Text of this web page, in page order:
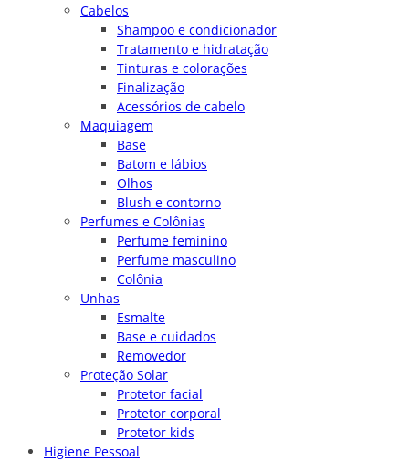
Cabelos
Shampoo e condicionador
Tratamento e hidratação
Tinturas e colorações
Finalização
Acessórios de cabelo
Maquiagem
Base
Batom e lábios
Olhos
Blush e contorno
Perfumes e Colônias
Perfume feminino
Perfume masculino
Colônia
Unhas
Esmalte
Base e cuidados
Removedor
Proteção Solar
Protetor facial
Protetor corporal
Protetor kids
Higiene Pessoal